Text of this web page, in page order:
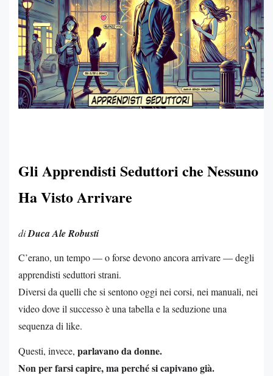
Gli Apprendisti Seduttori che Nessuno
Ha Visto Arrivare
diDuca Ale Robusti
C’erano, un tempo — o forse devono ancora arrivare — degli
apprendisti seduttori strani.
Diversi da quelli che si sentono oggi nei corsi, nei manuali, nei
video dove il successo è una tabella e la seduzione una
sequenza di like.
Questi, invece, parlavano da donne.
Non per farsi capire, ma perché si capivano già.